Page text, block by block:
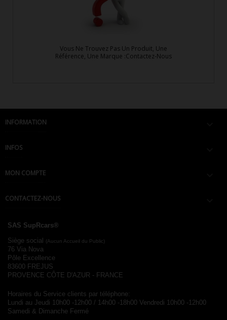
Vous Ne Trouvez Pas Un Produit, Une
Référence, Une Marque :Contactez-Nous
INFORMATION
INFOS
MON COMPTE
CONTACTEZ-NOUS
SAS SupRcars®
Siège social
(Aucun Accueil du Public)
76 Via Nova
Pôle Excellence
83600 FREJUS
PROVENCE CÔTE D'AZUR - FRANCE
Horaires du Service clients par téléphone:
Lundi au Jeudi 10h00 -12h00 / 14h00 -18h00 Vendredi 10h00 -12h00
Samedi & Dimanche Fermé